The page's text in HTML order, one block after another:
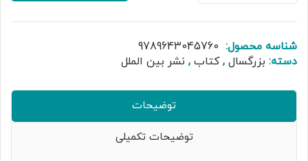
گانه
عدد
شناسه محصول: 9789643045760
دسته: بزرگسال ,کتاب , نشر بین الملل
توضیحات
توضیحات تکمیلی